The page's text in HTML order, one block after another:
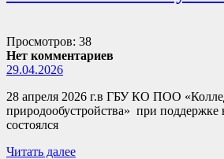
Просмотров: 38
Нет комментариев
29.04.2026
28 апреля 2026 г.в ГБУ КО ПОО
природообустройства» при поддержке
состоялся
Читать далее